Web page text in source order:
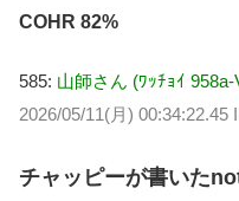
COHR 82%
585: 山師さん (ﾜｯﾁｮｲ
2026/05/11(月) 00:34:22.45
チャッピーが書いた